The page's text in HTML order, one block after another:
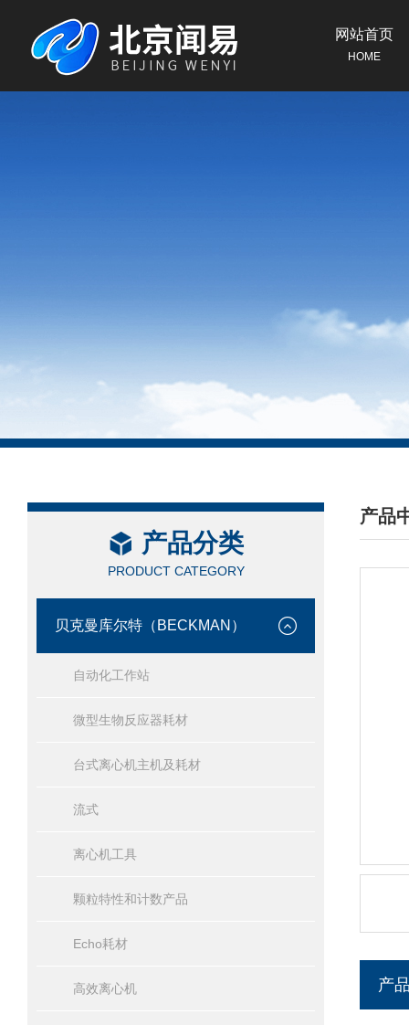
网站首页
HOME
产品分类
PRODUCT CATEGORY
贝克曼库尔特（BECKMAN）
自动化工作站
微型生物反应器耗材
台式离心机主机及耗材
流式
离心机工具
颗粒特性和计数产品
Echo耗材
高效离心机
产品
/
产